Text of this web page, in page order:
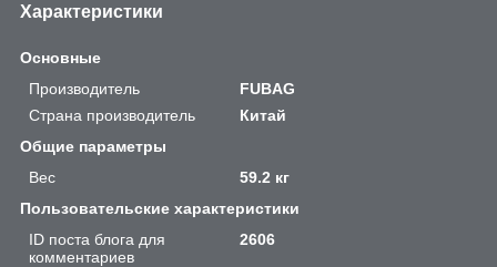
Характеристики
Основные
Производитель
FUBAG
Страна производитель
Китай
Общие параметры
Вес
59.2 кг
Пользовательские характеристики
ID поста блога для
комментариев
2606